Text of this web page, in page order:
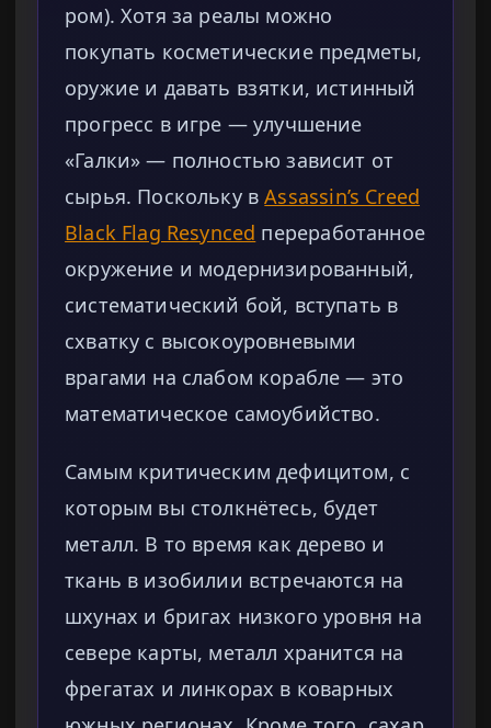
ром). Хотя за реалы можно
покупать косметические предметы,
оружие и давать взятки, истинный
прогресс в игре — улучшение
«Галки» — полностью зависит от
сырья. Поскольку вAssassin’s Creed
Black Flag Resynced переработанное
окружение и модернизированный,
систематический бой, вступать в
схватку с высокоуровневыми
врагами на слабом корабле — это
математическое самоубийство.
Самым критическим дефицитом, с
которым вы столкнётесь, будет
металл. В то время как дерево и
ткань в изобилии встречаются на
шхунах и бригах низкого уровня на
севере карты, металл хранится на
фрегатах и линкорах в коварных